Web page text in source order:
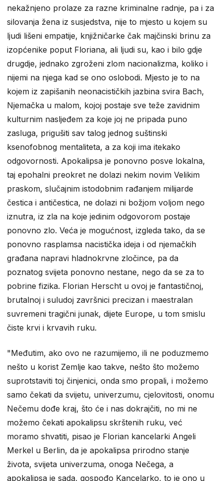
nekažnjeno prolaze za razne kriminalne radnje, pa i za
silovanja žena iz susjedstva, nije to mjesto u kojem su
ljudi lišeni empatije, knjižničarke čak majčinski brinu za
izopćenike poput Floriana, ali ljudi su, kao i bilo gdje
drugdje, jednako zgroženi zlom nacionalizma, koliko i
nijemi na njega kad se ono oslobodi. Mjesto je to na
kojem iz zapišanih neonacističkih jazbina svira Bach,
Njemačka u malom, kojoj postaje sve teže zavidnim
kulturnim nasljeđem za koje joj ne pripada puno
zasluga, prigušiti sav talog jednog suštinski
ksenofobnog mentaliteta, a za koji ima itekako
odgovornosti. Apokalipsa je ponovno posve lokalna,
taj epohalni preokret ne dolazi nekim novim Velikim
praskom, slučajnim istodobnim rađanjem milijarde
čestica i antičestica, ne dolazi ni božjom voljom nego
iznutra, iz zla na koje jedinim odgovorom postaje
ponovno zlo. Veća je mogućnost, izgleda tako, da se
ponovno rasplamsa nacistička ideja i od njemačkih
građana napravi hladnokrvne zločince, pa da
poznatog svijeta ponovno nestane, nego da se za to
pobrine fizika. Florian Herscht u ovoj je fantastičnoj,
brutalnoj i suludoj završnici precizan i maestralan
suvremeni tragični junak, dijete Europe, u tom smislu
čiste krvi i krvavih ruku.
"Međutim, ako ovo ne razumijemo, ili ne poduzmemo
nešto u korist Zemlje kao takve, nešto što možemo
suprotstaviti toj činjenici, onda smo propali, i možemo
samo čekati da svijetu, univerzumu, cjelovitosti, onomu
Nečemu dođe kraj, što će i nas dokrajčiti, no mi ne
možemo čekati apokalipsu skrštenih ruku, već
moramo shvatiti, pisao je Florian kancelarki Angeli
Merkel u Berlin, da je apokalipsa prirodno stanje
života, svijeta univerzuma, onoga Nečega, a
apokalipsa je sada, gospođo Kancelarko, to je ono u